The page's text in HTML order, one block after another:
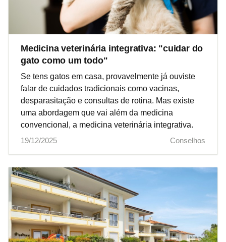
Medicina veterinária integrativa: "cuidar do
gato como um todo"
Se tens gatos em casa, provavelmente já ouviste
falar de cuidados tradicionais como vacinas,
desparasitação e consultas de rotina. Mas existe
uma abordagem que vai além da medicina
convencional, a medicina veterinária integrativa.
19/12/2025
Conselhos